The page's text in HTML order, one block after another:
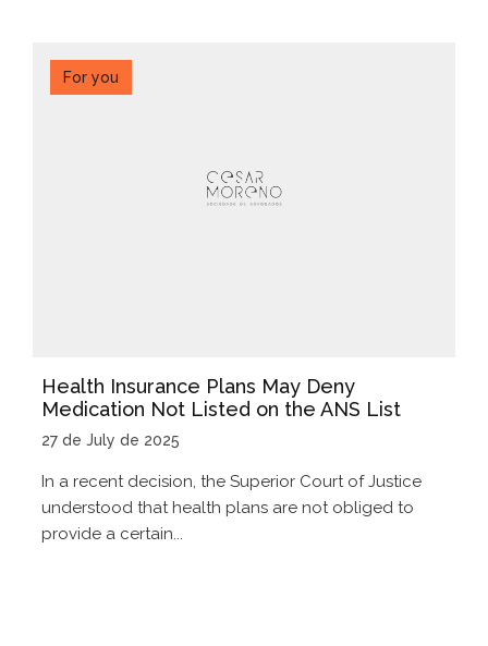
For you
Health Insurance Plans May Deny
Medication Not Listed on the ANS List
27 de July de 2025
In a recent decision, the Superior Court of Justice
understood that health plans are not obliged to
provide a certain...